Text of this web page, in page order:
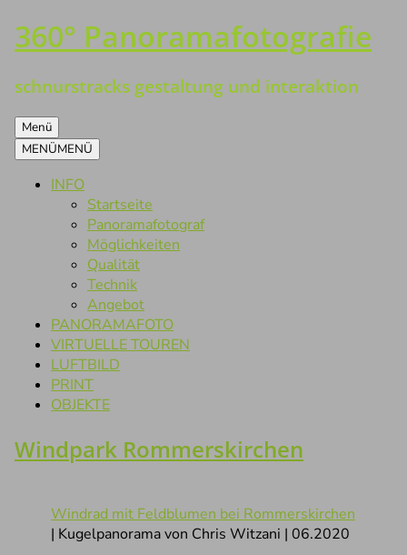
Zum
Inhalt
360° Panoramafotografie
schnurstracks gestaltung und interaktion
Menü
MENÜMENÜ
INFO
Startseite
Panoramafotograf
Möglichkeiten
Qualität
Technik
Angebot
PANORAMAFOTO
VIRTUELLE TOUREN
LUFTBILD
PRINT
OBJEKTE
Windpark Rommerskirchen
Windrad mit Feldblumen bei Rommerskirchen
| Kugelpanorama von Chris Witzani | 06.2020